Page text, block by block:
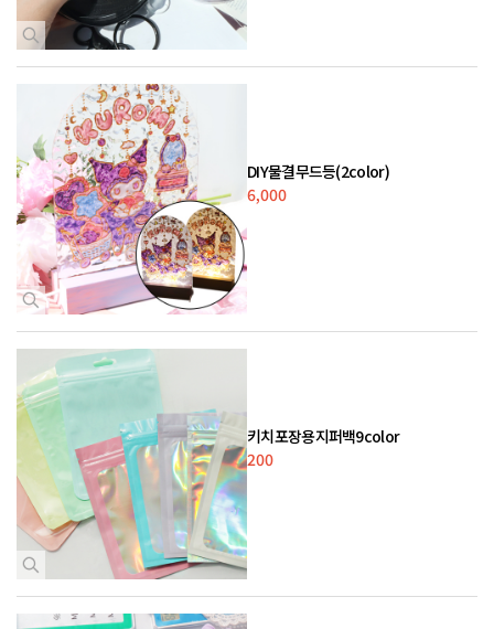
DIY물결무드등(2color)
6,000
키치포장용지퍼백9color
200